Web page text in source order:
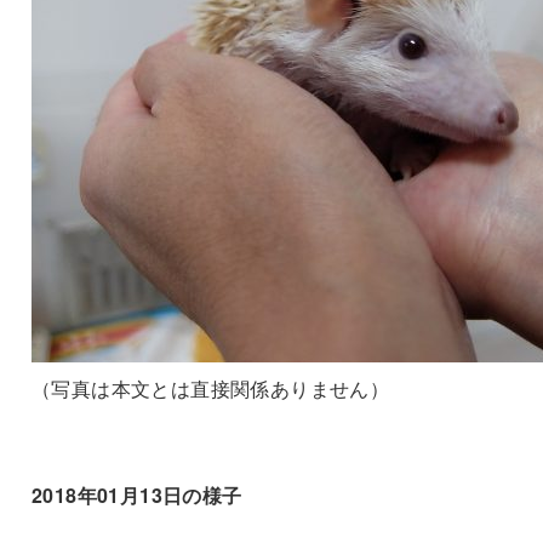
（写真は本文とは直接関係ありません）
2018年01月13日の様子